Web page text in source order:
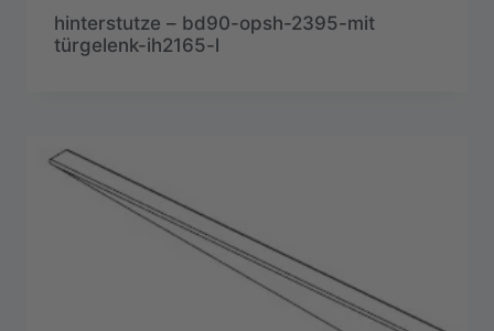
hinterstutze – bd90-opsh-2395-mit
türgelenk-ih2165-l